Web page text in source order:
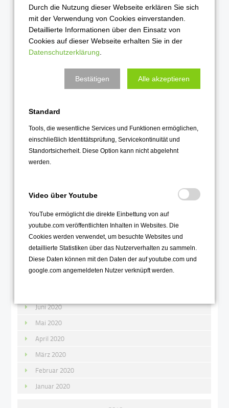
November 2021
Oktober 2021
September 2021
August 2021
März 2021
Februar 2021
Dezember 2020
November 2020
Oktober 2020
September 2020
August 2020
Juni 2020
Mai 2020
April 2020
März 2020
Februar 2020
Januar 2020
Durch die Nutzung dieser Webseite erklären Sie sich
mit der Verwendung von Cookies einverstanden.
Detaillierte Informationen über den Einsatz von
Cookies auf dieser Webseite erhalten Sie in der
Datenschutzerklärung
Bestätigen Alle akzeptieren
Standard
Tools, die wesentliche Services und Funktionen ermöglichen,
einschließlich Identitätsprüfung, Servicekontinuität und
Standortsicherheit. Diese Option kann nicht abgelehnt
werden.
Video über Youtube
YouTube ermöglicht die direkte Einbettung von auf
youtube.com veröffentlichten Inhalten in Websites. Die
Cookies werden verwendet, um besuchte Websites und
detaillierte Statistiken über das Nutzerverhalten zu sammeln.
Diese Daten können mit den Daten der auf youtube.com und
google.com angemeldeten Nutzer verknüpft werden.